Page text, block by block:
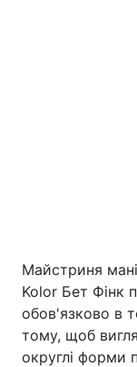
Майстриня
Kolor Бет Фінк
обов'язково в
тому, щоб
округлі